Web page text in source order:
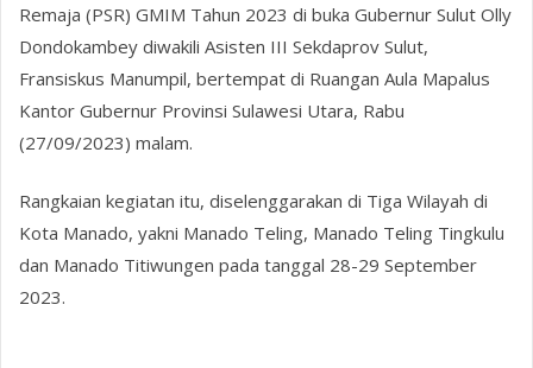
Remaja (PSR) GMIM Tahun 2023 di buka Gubernur Sulut Olly
Dondokambey diwakili Asisten III Sekdaprov Sulut,
Fransiskus Manumpil, bertempat di Ruangan Aula Mapalus
Kantor Gubernur Provinsi Sulawesi Utara, Rabu
(27/09/2023) malam.
Rangkaian kegiatan itu, diselenggarakan di Tiga Wilayah di
Kota Manado, yakni Manado Teling, Manado Teling Tingkulu
dan Manado Titiwungen pada tanggal 28-29 September
2023.